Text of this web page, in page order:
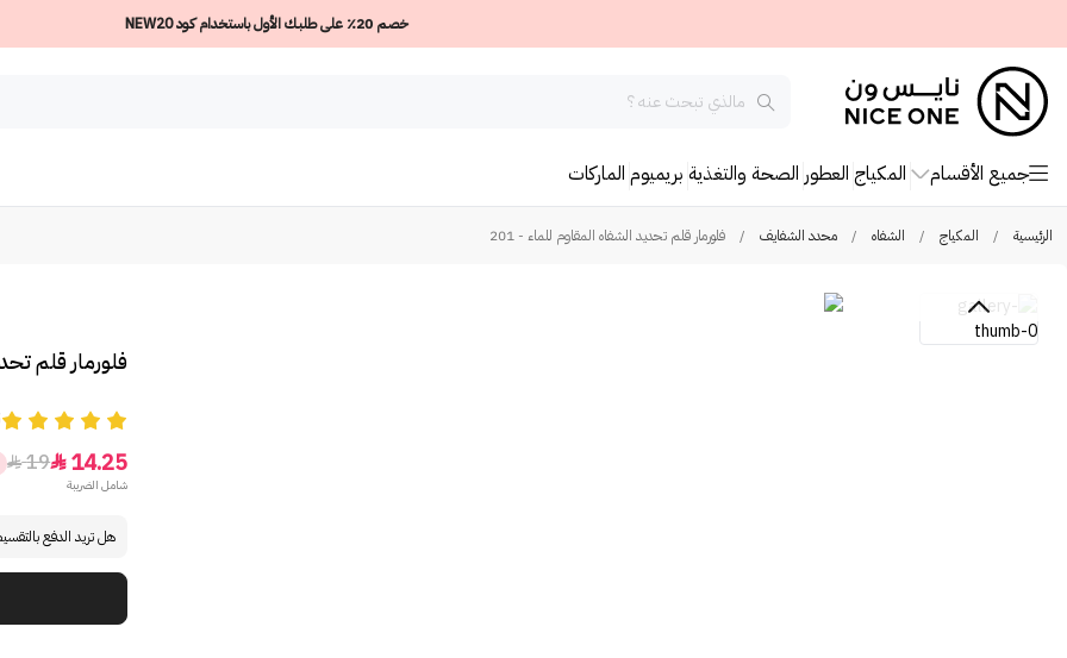
خصم 20٪ على طلبك الأول باستخدام كود NEW20
جميع الأقسام المكياج العطور الصحة والتغذية بريميوم الماركات
الرئيسية / المكياج / الشفاه / محدد الشفايف / فلورمار قلم تحديد الشفاه المقاوم للماء - 201
فلورمار قلم
14.25

19

شامل الضريبة
هل تريد الدفع